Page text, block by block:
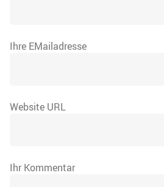
Ihre EMailadresse
Website URL
Ihr Kommentar